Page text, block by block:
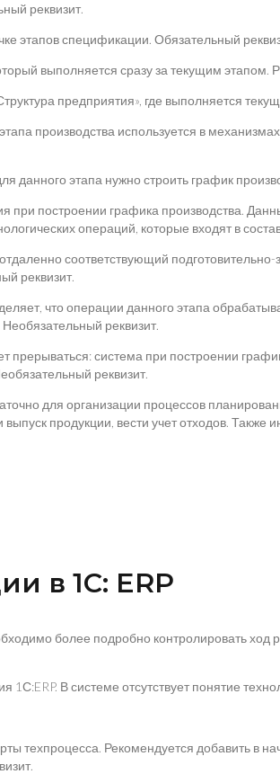
реквизит.
этапов спецификации. Обязательный
выполняется сразу за текущим
предприятия», где выполняется
производства используется в
данного этапа нужно строить график
при построении графика производства.
операций, которые входят в
соответствующий
реквизит.
что операции данного этапа
реквизит.
прерываться: система при построении
реквизит.
для организации процессов
продукции, вести учет отходов.
в 1С: ERP
более подробно контролировать
В системе отсутствует понятие
техпроцесса. Рекомендуется добавить в